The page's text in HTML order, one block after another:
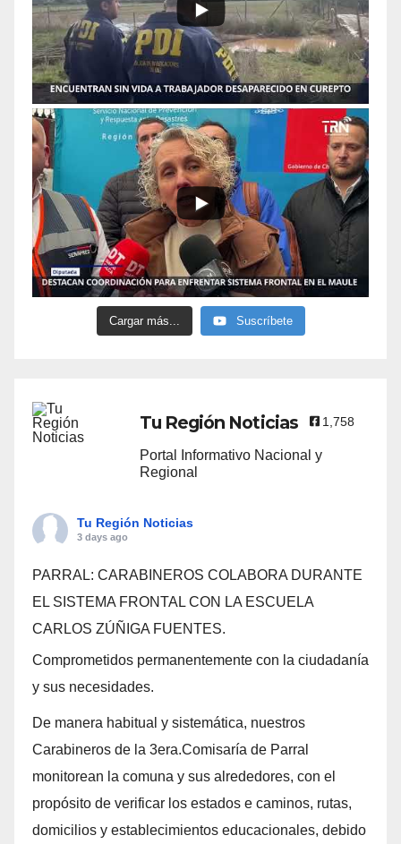
Cargar más... Suscríbete
Tu Región Noticias 1,758
Portal Informativo Nacional y
Regional
Tu Región Noticias
3 days ago
PARRAL: CARABINEROS COLABORA DURANTE
EL SISTEMA FRONTAL CON LA ESCUELA
CARLOS ZÚÑIGA FUENTES.
Comprometidos permanentemente con la ciudadanía
y sus necesidades.
De manera habitual y sistemática, nuestros
Carabineros de la 3era.Comisaría de Parral
monitorean la comuna y sus alrededores, con el
propósito de verificar los estados e caminos, rutas,
domicilios y establecimientos educacionales, debido